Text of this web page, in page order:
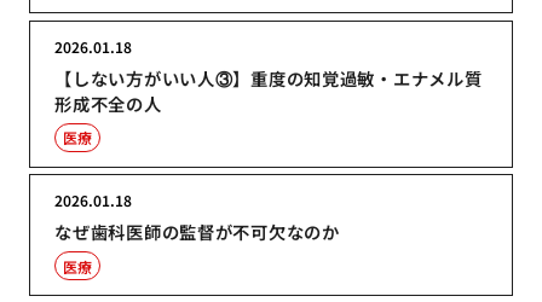
【しない方がいい人③】重度の知覚過敏・エナメル質
形成不全の人
2026.01.18
医療
なぜ歯科医師の監督が不可欠なのか
2026.01.18
医療